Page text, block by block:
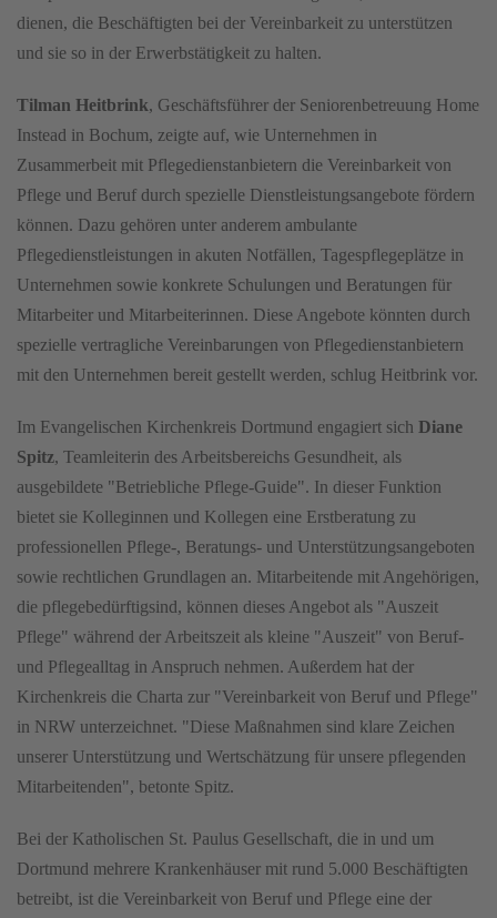
dienen, die Beschäftigten bei der Vereinbarkeit zu unterstützen
und sie so in der Erwerbstätigkeit zu halten.
Tilman Heitbrink, Geschäftsführer der Seniorenbetreuung Home
Instead in Bochum, zeigte auf, wie Unternehmen in
Zusammerbeit mit Pflegedienstanbietern die Vereinbarkeit von
Pflege und Beruf durch spezielle Dienstleistungsangebote fördern
können. Dazu gehören unter anderem ambulante
Pflegedienstleistungen in akuten Notfällen, Tagespflegeplätze in
Unternehmen sowie konkrete Schulungen und Beratungen für
Mitarbeiter und Mitarbeiterinnen. Diese Angebote könnten durch
spezielle vertragliche Vereinbarungen von Pflegedienstanbietern
mit den Unternehmen bereit gestellt werden, schlug Heitbrink vor.
Im Evangelischen Kirchenkreis Dortmund engagiert sich Diane
Spitz, Teamleiterin des Arbeitsbereichs Gesundheit, als
ausgebildete "Betriebliche Pflege-Guide". In dieser Funktion
bietet sie Kolleginnen und Kollegen eine Erstberatung zu
professionellen Pflege-, Beratungs- und Unterstützungsangeboten
sowie rechtlichen Grundlagen an. Mitarbeitende mit Angehörigen,
die pflegebedürftigsind, können dieses Angebot als "Auszeit
Pflege" während der Arbeitszeit als kleine "Auszeit" von Beruf-
und Pflegealltag in Anspruch nehmen. Außerdem hat der
Kirchenkreis die Charta zur "Vereinbarkeit von Beruf und Pflege"
in NRW unterzeichnet. "Diese Maßnahmen sind klare Zeichen
unserer Unterstützung und Wertschätzung für unsere pflegenden
Mitarbeitenden", betonte Spitz.
Bei der Katholischen St. Paulus Gesellschaft, die in und um
Dortmund mehrere Krankenhäuser mit rund 5.000 Beschäftigten
betreibt, ist die Vereinbarkeit von Beruf und Pflege eine der